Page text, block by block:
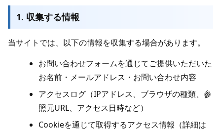
1. 収集する情報
当サイトでは、以下の情報を収集する場合があります。
お問い合わせフォームを通じてご提供いただいた
お名前・メールアドレス・お問い合わせ内容
アクセスログ（IPアドレス、ブラウザの種類、参
照元URL、アクセス日時など）
Cookieを通じて取得するアクセス情報（詳細は